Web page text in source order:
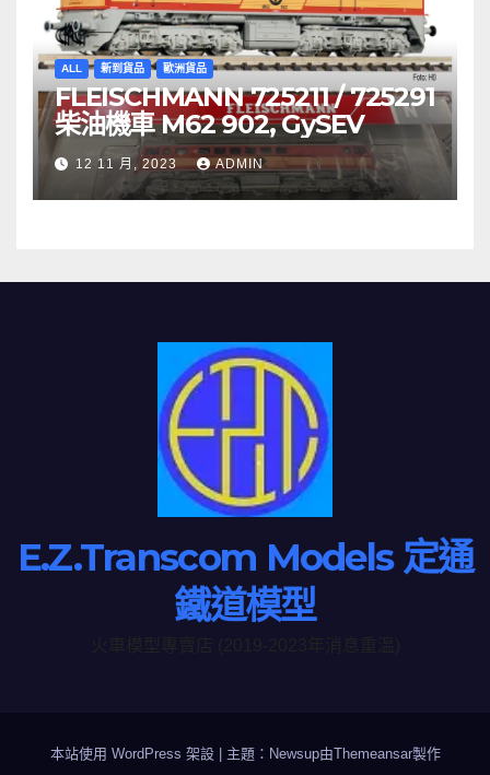
ALL 新到貨品 歐洲貨品
FLEISCHMANN 725211 / 725291
柴油機車 M62 902, GySEV
12 11 月, 2023 ADMIN
E.Z.Transcom Models 定通
鐵道模型
本站使用 WordPress 架設 主題：Newsup由Themeansar製作